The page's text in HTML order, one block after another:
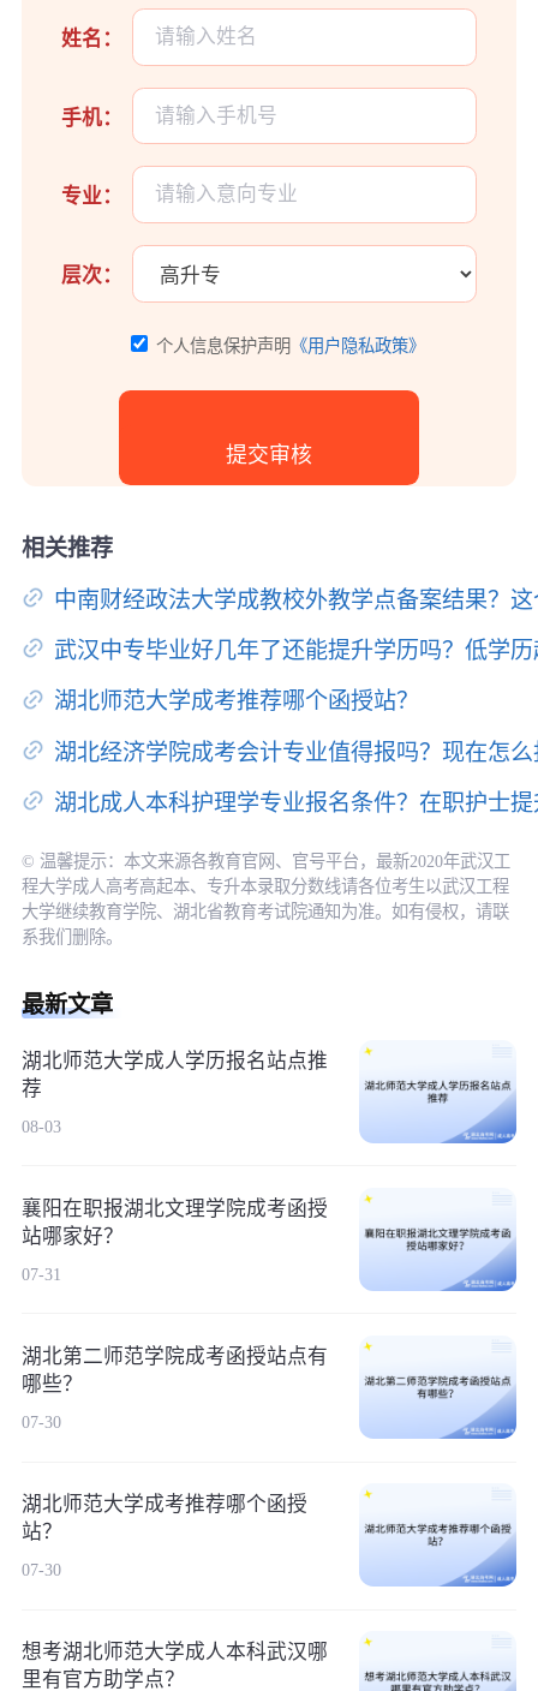
姓名：
手机：
专业：
层次：
个人信息保护声明 《用户隐私政策》
相关推荐
中南财经政法大学成教校外教学点备案结果？
武汉中专毕业好几年了还能提升学历吗？低学
湖北师范大学成考推荐哪个函授站？
湖北经济学院成考会计专业值得报吗？现在怎
湖北成人本科护理学专业报名条件？在职护士
© 温馨提示：本文来源各教育官网、官号平台，最新2020年武汉工
程大学成人高考高起本、专升本录取分数线请各位考生以武汉工程
大学继续教育学院、湖北省教育考试院通知为准。如有侵权，请联
系我们删除。
最新文章
湖北师范大学成人学历报名站点推
荐
08-03
襄阳在职报湖北文理学院成考函授
站哪家好？
07-31
湖北第二师范学院成考函授站点有
哪些？
07-30
湖北师范大学成考推荐哪个函授
站？
07-30
想考湖北师范大学成人本科武汉哪
里有官方助学点？